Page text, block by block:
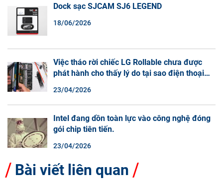
Dock sạc SJCAM SJ6 LEGEND
18/06/2026
Việc tháo rời chiếc LG Rollable chưa được
phát hành cho thấy lý do tại sao điện thoại
23/04/2026
Intel đang dồn toàn lực vào công nghệ đóng
gói chip tiên tiến.
23/04/2026
Bài viết liên quan